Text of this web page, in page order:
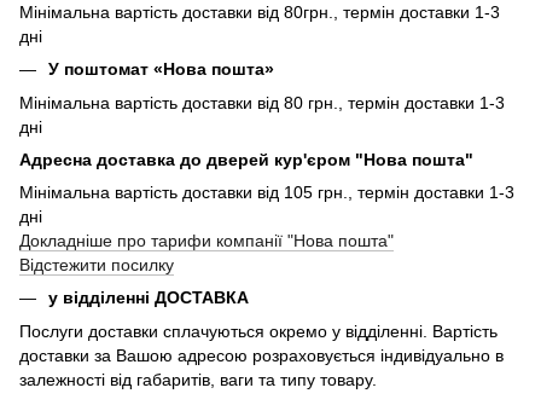
Мінімальна вартість доставки від 80грн., термін доставки 1-3
дні
У поштомат «Нова пошта»
Мінімальна вартість доставки від 80 грн., термін доставки 1-3
дні
Адресна доставка до дверей кур'єром "Нова пошта"
Мінімальна вартість доставки від 105 грн., термін доставки 1-3
дні
Докладніше про тарифи компанії "Нова пошта"
Відстежити посилку
у відділенні ДОСТАВКА
Послуги доставки сплачуються окремо у відділенні. Вартість
доставки за Вашою адресою розраховується індивідуально в
залежності від габаритів, ваги та типу товару.